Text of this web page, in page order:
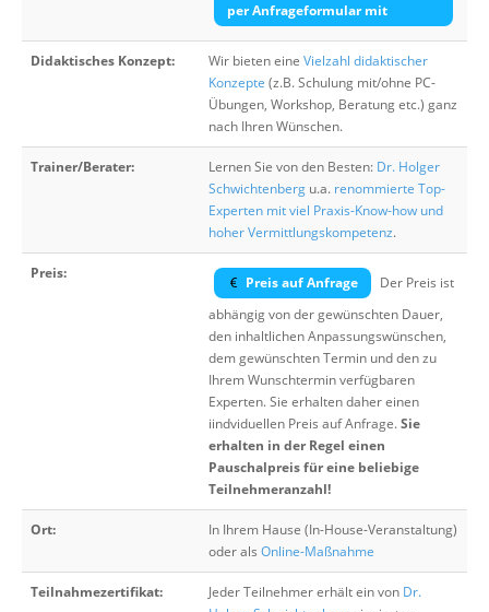
per Anfrageformular mit
Didaktisches Konzept: Wir bieten eine Vielzahl didaktischer
Konzepte (z.B. Schulung mit/ohne PC-
Übungen, Workshop, Beratung etc.) ganz
nach Ihren Wünschen.
Trainer/Berater: Lernen Sie von den Besten: Dr. Holger
Schwichtenberg u.a. renommierte Top-
Experten mit viel Praxis-Know-how und
hoher Vermittlungskompetenz.
Preis:
Preis auf Anfrage
Der Preis ist
abhängig von der gewünschten Dauer,
den inhaltlichen Anpassungswünschen,
dem gewünschten Termin und den zu
Ihrem Wunschtermin verfügbaren
Experten. Sie erhalten daher einen
iindviduellen Preis auf Anfrage.Sie
erhalten in der Regel einen
Pauschalpreis für eine beliebige
Teilnehmeranzahl!
Ort:
In Ihrem Hause (In-House-Veranstaltung)
oder als Online-Maßnahme
Teilnahmezertifikat: Jeder Teilnehmer erhält ein von Dr.